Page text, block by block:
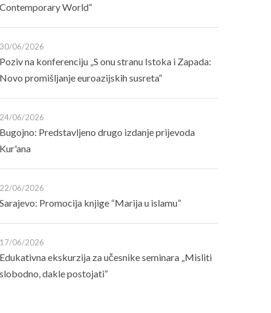
Contemporary World“
30/06/2026
Poziv na konferenciju „S onu stranu Istoka i Zapada:
Novo promišljanje euroazijskih susreta“
24/06/2026
Bugojno: Predstavljeno drugo izdanje prijevoda
Kur'ana
22/06/2026
Sarajevo: Promocija knjige “Marija u islamu”
17/06/2026
Edukativna ekskurzija za učesnike seminara „Misliti
slobodno, dakle postojati“